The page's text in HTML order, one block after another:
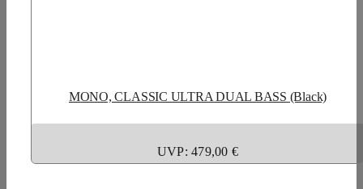
MONO, CLASSIC ULTRA DUAL BASS (Black)
UVP: 479,00 €